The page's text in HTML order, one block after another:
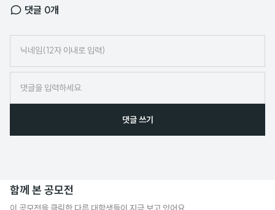
댓글 0개
임
댓글 쓰기
함께 본 공모전